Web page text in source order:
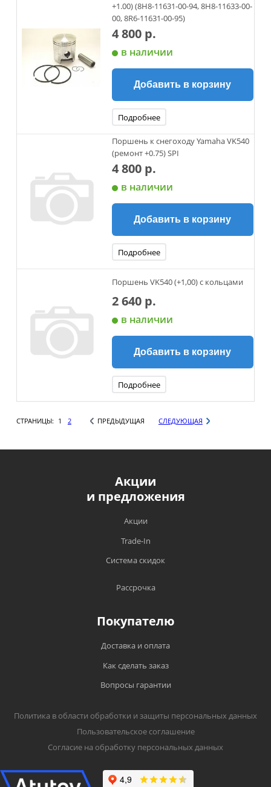
+1.00) (8H8-11631-00-94, 8H8-11633-00-
00, 8R6-11631-00-95)
4 800 р.
в наличии
Добавить в корзину
Подробнее
Поршень к снегоходу Yamaha VK540
(ремонт +0.75) SPI
4 800 р.
в наличии
Добавить в корзину
Подробнее
Поршень VK540 (+1,00) с кольцами
2 640 р.
в наличии
Добавить в корзину
Подробнее
СТРАНИЦЫ: 1 2 ПРЕДЫДУЩАЯ СЛЕДУЮЩАЯ
Акции
и предложения
Акции
Trade-In
Система скидок
Рассрочка
Покупателю
Доставка и оплата
Как сделать заказ
Вопросы гарантии
Политика в области обработки и защиты персональных данных
Пользовательское соглашение
Согласие на обработку персональных данных